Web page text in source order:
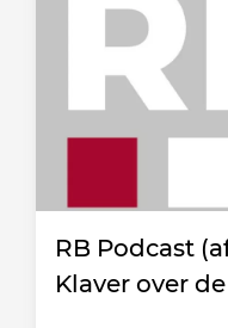
RB Podcast
Klaver over